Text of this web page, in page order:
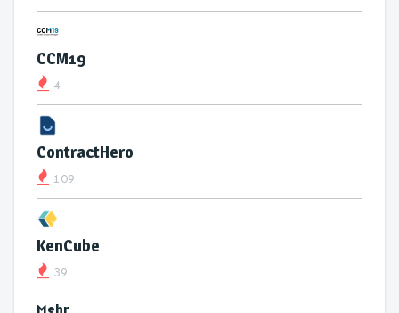
CCM19
4
ContractHero
109
KenCube
39
Mehr